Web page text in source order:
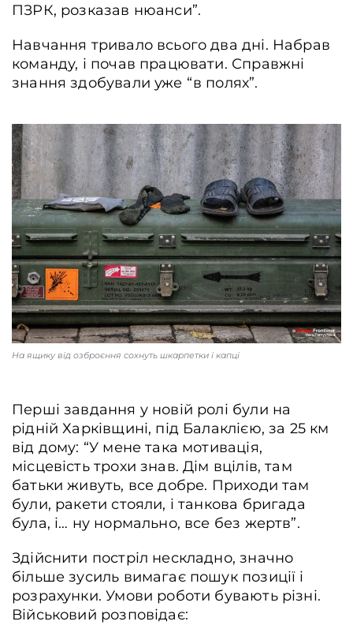
ПЗРК, розказав нюанси”.
Навчання тривало всього два дні. Набрав
команду, і почав працювати. Справжні
знання здобували уже “в полях”.
На ящику від озброєння сохнуть шкарпетки і капці
Перші завдання у новій ролі були на
рідній Харківщині, під Балаклією, за 25 км
від дому: “У мене така мотивація,
місцевість трохи знав. Дім вцілів, там
батьки живуть, все добре. Приходи там
були, ракети стояли, і танкова бригада
була, і… ну нормально, все без жертв”.
Здійснити постріл нескладно, значно
більше зусиль вимагає пошук позиції і
розрахунки. Умови роботи бувають різні.
Військовий розповідає: